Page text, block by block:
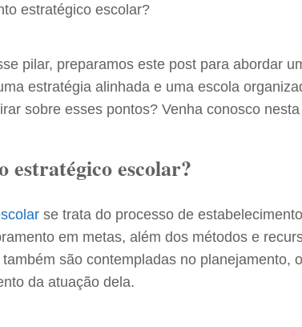
estratégico escolar?
pilar, preparamos este post para abordar
estratégia alinhada e uma escola
sobre esses pontos? Venha conosco
estratégico escolar?
se trata do processo de
em metas, além dos métodos e
são contempladas no planejamento,
da atuação dela.